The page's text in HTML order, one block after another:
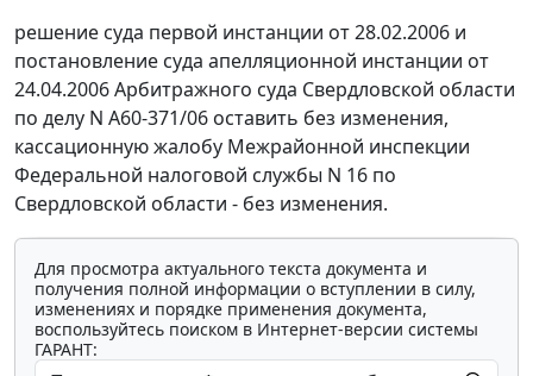
решение суда первой инстанции от 28.02.2006 и
постановление суда апелляционной инстанции от
24.04.2006 Арбитражного суда Свердловской области
по делу N А60-371/06 оставить без изменения,
кассационную жалобу Межрайонной инспекции
Федеральной налоговой службы N 16 по
Свердловской области - без изменения.
Для просмотра актуального текста документа и
получения полной информации о вступлении в силу,
изменениях и порядке применения документа,
воспользуйтесь поиском в Интернет-версии системы
ГАРАНТ: